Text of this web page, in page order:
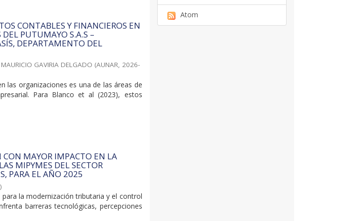
CONTABLES Y FINANCIEROS EN
DEL PUTUMAYO S.A.S –
DEPARTAMENTO DEL
GAVIRIA DELGADO (AUNAR, 2026-
las organizaciones es una de las áreas de
Para Blanco et al (2023), estos
MAYOR IMPACTO EN LA
MIPYMES DEL SECTOR
PARA EL AÑO 2025
)
la modernización tributaria y el control
barreras tecnológicas, percepciones
Atom